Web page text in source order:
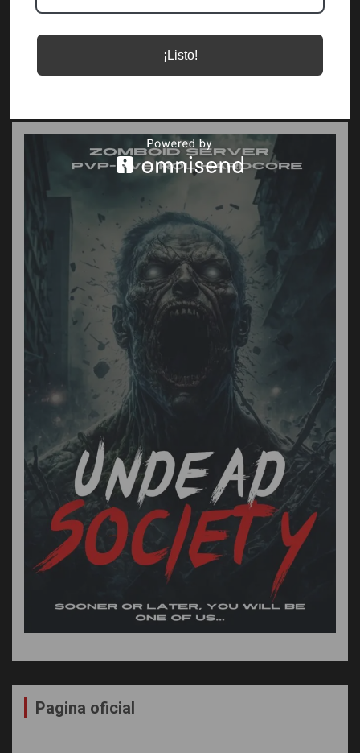
Pagina oficial
¡Listo!